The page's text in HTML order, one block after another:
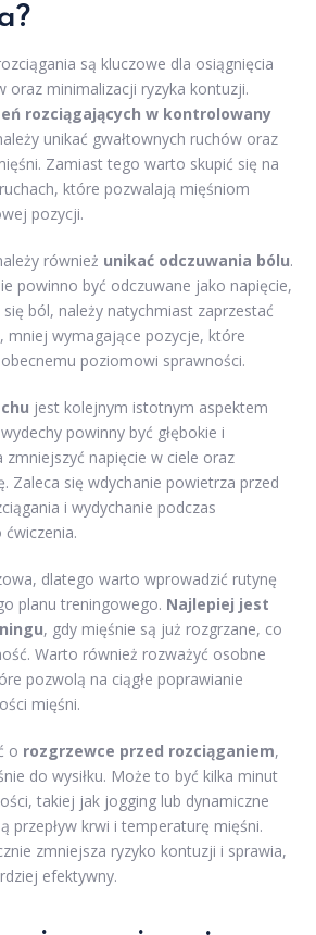
są kluczowe dla osiągnięcia
oraz minimalizacji ryzyka kontuzji.
rozciągających w kontrolowany
unikać gwałtownych ruchów oraz
Zamiast tego warto skupić się na
które pozwalają mięśniom
pozycji.
również unikać odczuwania bólu.
powinno być odczuwane jako napięcie,
ból, należy natychmiast zaprzestać
mniej wymagające pozycje, które
poziomowi sprawności.
jest kolejnym istotnym aspektem
powinny być głębokie i
napięcie w ciele oraz
Zaleca się wdychanie powietrza przed
i wydychanie podczas
dlatego warto wprowadzić rutynę
planu treningowego. Najlepiej jest
, gdy mięśnie są już rozgrzane, co
Warto również rozważyć osobne
pozwolą na ciągłe poprawianie
mięśni.
o rozgrzewce przed rozciąganiem,
do wysiłku. Może to być kilka minut
takiej jak jogging lub dynamiczne
przepływ krwi i temperaturę mięśni.
zmniejsza ryzyko kontuzji i sprawia,
efektywny.